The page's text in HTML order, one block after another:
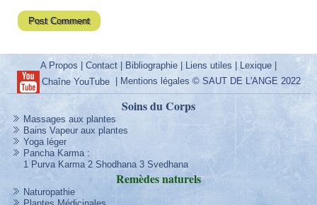
A Propos |Contact Bibliographie Liens utiles | Lexique
Chaîne YouTube| Mentions légales © SAUT DE L'ANGE 2022
Soins du Corps
Massages aux plantes
Bains Vapeur aux plantes
Yoga léger
Pancha Karma:
1 Purva Karma 2 Shodhana 3 Svedhana
Remèdesnaturels
Naturopathie